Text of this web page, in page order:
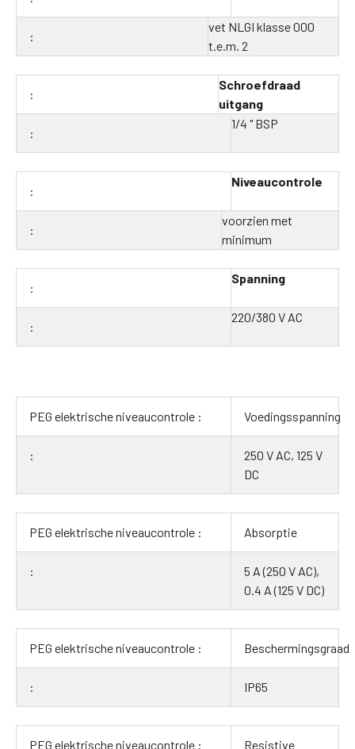
vet NLGI klasse 000
t.e.m. 2
Schroefdraad
uitgang
1/4 " BSP
Niveaucontrole
voorzien met
minimum
Spanning
220/380 V AC
Voedingsspanning
250 V AC, 125 V
DC
Absorptie
5 A (250 V AC),
0.4 A (125 V DC)
Beschermingsgraad
IP65
Resistive